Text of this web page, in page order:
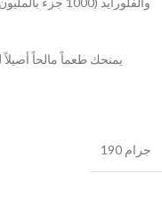
يمنحك طعماً مالحاً
190 جرام